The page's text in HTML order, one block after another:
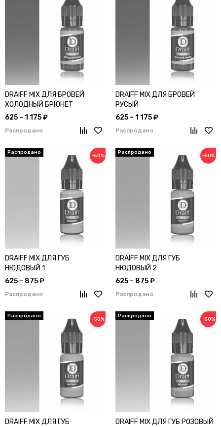
DRAIFF MIX ДЛЯ БРОВЕЙ
ХОЛОДНЫЙ БРЮНЕТ
625 – 1 175 ₽
Распродано
DRAIFF MIX ДЛЯ БРОВЕЙ
РУСЫЙ
625 – 1 175 ₽
Распродано
−50%
DRAIFF MIX ДЛЯ ГУБ
НЮДОВЫЙ 1
625 – 875 ₽
Распродано
−50%
DRAIFF MIX ДЛЯ ГУБ
НЮДОВЫЙ 2
625 – 875 ₽
Распродано
−50%
DRAIFF MIX ДЛЯ ГУБ
−50%
DRAIFF MIX ДЛЯ ГУБ РОЗОВЫЙ